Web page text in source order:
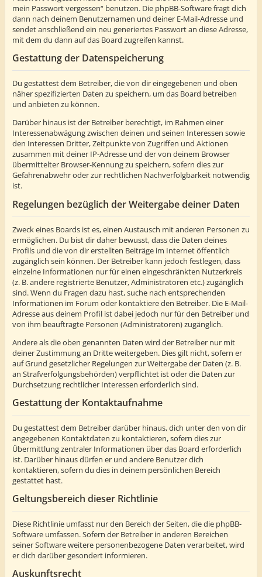
mein Passwort vergessen“ benutzen. Die phpBB-Software fragt dich
dann nach deinem Benutzernamen und deiner E-Mail-Adresse und
sendet anschließend ein neu generiertes Passwort an diese Adresse,
mit dem du dann auf das Board zugreifen kannst.
Gestattung der Datenspeicherung
Du gestattest dem Betreiber, die von dir eingegebenen und oben
näher spezifizierten Daten zu speichern, um das Board betreiben
und anbieten zu können.
Darüber hinaus ist der Betreiber berechtigt, im Rahmen einer
Interessenabwägung zwischen deinen und seinen Interessen sowie
den Interessen Dritter, Zeitpunkte von Zugriffen und Aktionen
zusammen mit deiner IP-Adresse und der von deinem Browser
übermittelter Browser-Kennung zu speichern, sofern dies zur
Gefahrenabwehr oder zur rechtlichen Nachverfolgbarkeit notwendig
ist.
Regelungen bezüglich der Weitergabe deiner Daten
Zweck eines Boards ist es, einen Austausch mit anderen Personen zu
ermöglichen. Du bist dir daher bewusst, dass die Daten deines
Profils und die von dir erstellten Beiträge im Internet öffentlich
zugänglich sein können. Der Betreiber kann jedoch festlegen, dass
einzelne Informationen nur für einen eingeschränkten Nutzerkreis
(z. B. andere registrierte Benutzer, Administratoren etc.) zugänglich
sind. Wenn du Fragen dazu hast, suche nach entsprechenden
Informationen im Forum oder kontaktiere den Betreiber. Die E-Mail-
Adresse aus deinem Profil ist dabei jedoch nur für den Betreiber und
von ihm beauftragte Personen (Administratoren) zugänglich.
Andere als die oben genannten Daten wird der Betreiber nur mit
deiner Zustimmung an Dritte weitergeben. Dies gilt nicht, sofern er
auf Grund gesetzlicher Regelungen zur Weitergabe der Daten (z. B.
an Strafverfolgungsbehörden) verpflichtet ist oder die Daten zur
Durchsetzung rechtlicher Interessen erforderlich sind.
Gestattung der Kontaktaufnahme
Du gestattest dem Betreiber darüber hinaus, dich unter den von dir
angegebenen Kontaktdaten zu kontaktieren, sofern dies zur
Übermittlung zentraler Informationen über das Board erforderlich
ist. Darüber hinaus dürfen er und andere Benutzer dich
kontaktieren, sofern du dies in deinem persönlichen Bereich
gestattet hast.
Geltungsbereich dieser Richtlinie
Diese Richtlinie umfasst nur den Bereich der Seiten, die die phpBB-
Software umfassen. Sofern der Betreiber in anderen Bereichen
seiner Software weitere personenbezogene Daten verarbeitet, wird
er dich darüber gesondert informieren.
Auskunftsrecht